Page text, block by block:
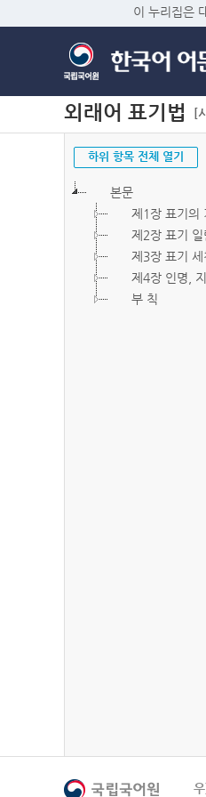
이 누리집은
외래어 표기법 [
하위 항목 전체 열기
본문
제1장 표기의
제2장 표기 일
제3장 표기 세
제4장 인명,
부 칙